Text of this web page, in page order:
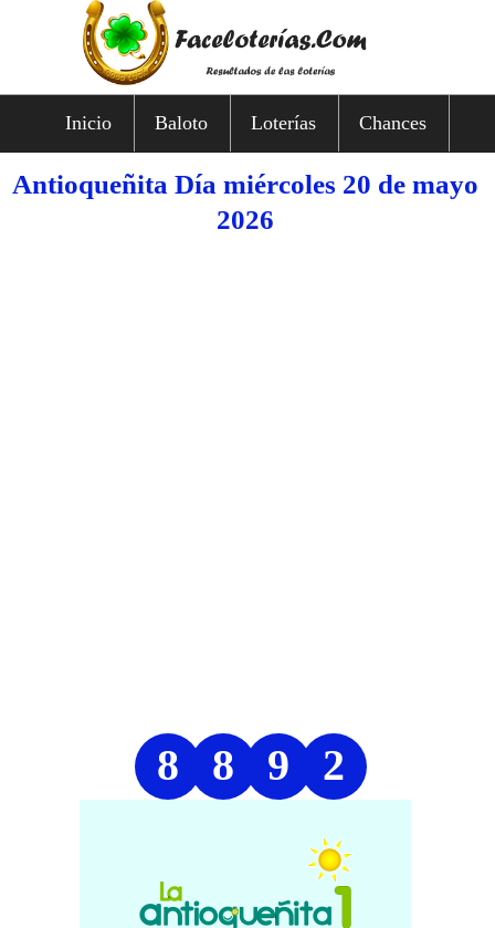
Inicio Baloto Loterías Chances
Antioqueñita Día miércoles 20 de mayo
2026
8 8 9 2